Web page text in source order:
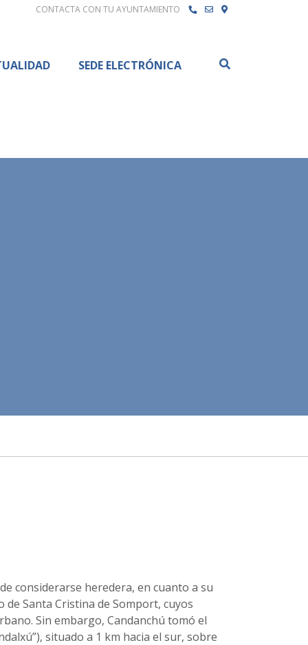
CONTACTA CON TU AYUNTAMIENTO
SEDE ELECTRÓNICA
considerarse heredera, en cuanto a su
Santa Cristina de Somport, cuyos
Sin embargo, Candanchú tomó el
situado a 1 km hacia el sur, sobre